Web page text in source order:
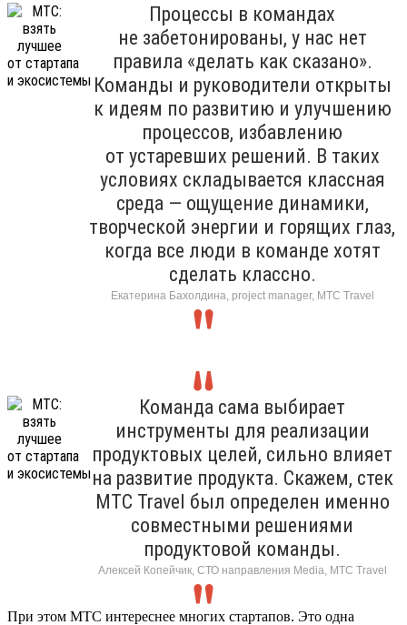
Процессы в командах
не забетонированы, у нас нет
правила «делать как сказано».
Команды и руководители открыты
к идеям по развитию и улучшению
процессов, избавлению
от устаревших решений. В таких
условиях складывается классная
среда — ощущение динамики,
творческой энергии и горящих глаз,
когда все люди в команде хотят
сделать классно.
Екатерина Бахолдина, project manager, МТС Travel
Команда сама выбирает
инструменты для реализации
продуктовых целей, сильно влияет
на развитие продукта. Скажем, стек
МТС Travel был определен именно
совместными решениями
продуктовой команды.
Алексей Копейчик, СТО направления Media, МТС Travel
При этом МТС интереснее многих стартапов. Это одна